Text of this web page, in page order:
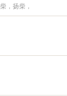
，扬柴，